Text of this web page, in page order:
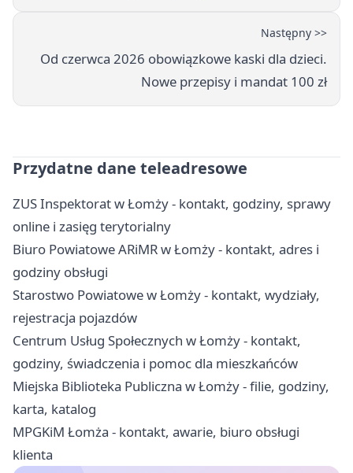
Następny >>
Od czerwca 2026 obowiązkowe kaski dla dzieci.
Nowe przepisy i mandat 100 zł
Przydatne dane teleadresowe
ZUS Inspektorat w Łomży - kontakt, godziny, sprawy
online i zasięg terytorialny
Biuro Powiatowe ARiMR w Łomży - kontakt, adres i
godziny obsługi
Starostwo Powiatowe w Łomży - kontakt, wydziały,
rejestracja pojazdów
Centrum Usług Społecznych w Łomży - kontakt,
godziny, świadczenia i pomoc dla mieszkańców
Miejska Biblioteka Publiczna w Łomży - filie, godziny,
karta, katalog
MPGKiM Łomża - kontakt, awarie, biuro obsługi
klienta